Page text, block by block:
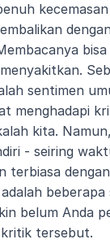
bisa
sentimen
menghadapi
kita.
- seiring
terbiasa
beberapa
belum Anda
tersebut.